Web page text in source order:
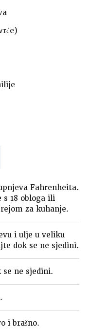
Fahrenheita.
s 18 obloga ili
za kuhanje.
i ulje u veliku
dok se ne sjedini.
se ne sjedini.
i brašno.